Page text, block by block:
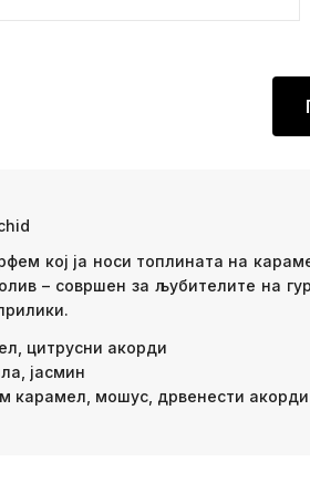
кој ја носи топлината на
– совршен за љубителите на
цитрусни акорди
јасмин
карамел, мошус, дрвенести акорди